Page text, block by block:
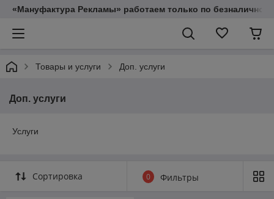
«Мануфактура Рекламы» работаем только по
Товары и услуги Доп. услуги
Доп. услуги
Услуги
Сортировка 0 Фильтры